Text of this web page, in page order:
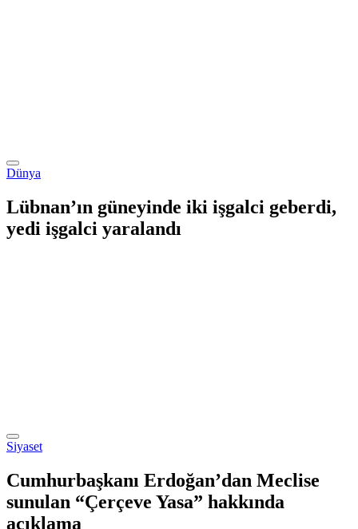
Dünya
Lübnan’ın güneyinde iki işgalci geberdi,
yedi işgalci yaralandı
Siyaset
Cumhurbaşkanı Erdoğan’dan Meclise
sunulan “Çerçeve Yasa” hakkında
açıklama